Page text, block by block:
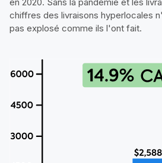
chiffres des livraisons hyperlocales
pas explosé comme ils l'ont fait.